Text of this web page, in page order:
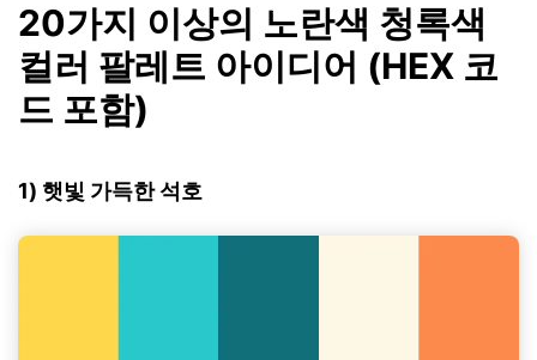
20가지 이상의 노란색 청록색
컬러 팔레트 아이디어 (HEX 코
드 포함)
1) 햇빛 가득한 석호